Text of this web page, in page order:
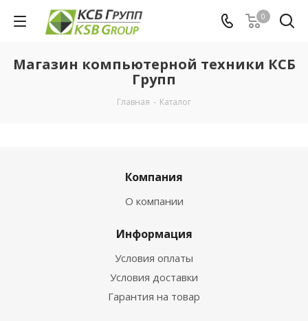
0
Магазин компьютерной техники КСБ
Групп
Главная - Каталог
Компания
О компании
Информация
Условия оплаты
Условия доставки
Гарантия на товар